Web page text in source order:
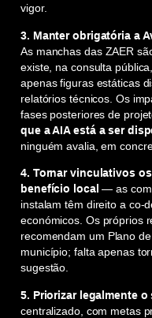
vigor.
3. Manter obrigatória a
As manchas das ZAER
existe, na consulta
apenas figuras estáticas
relatórios técnicos. Os
fases posteriores de
que a AIA está a ser
ninguém avalia, em
4. Tornar vinculativos
benefício local— as
instalam têm direito a co-
económicos. Os próprios
recomendam um Plano
município; falta apenas
sugestão.
5. Priorizar legalmente
centralizado, com metas